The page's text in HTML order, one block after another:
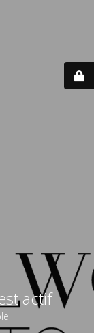
actif